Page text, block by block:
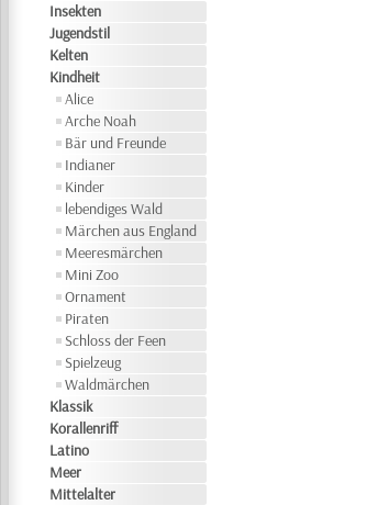
Insekten
Jugendstil
Kelten
Kindheit
Alice
Arche Noah
Bär und Freunde
Indianer
Kinder
lebendiges Wald
Märchen aus England
Meeresmärchen
Mini Zoo
Ornament
Piraten
Schloss der Feen
Spielzeug
Waldmärchen
Klassik
Korallenriff
Latino
Meer
Mittelalter